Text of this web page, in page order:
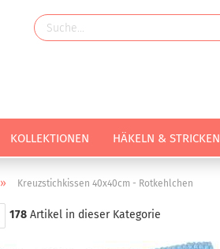
KOLLEKTIONEN HÄKELN & STRICKEN
» Kreuzstichkissen 40x40cm - Rotkehlchen
178 Artikel in dieser Kategorie